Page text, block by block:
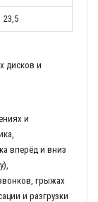
23,5
дисков и
и
вперёд и вниз
грыжах
и разгрузки